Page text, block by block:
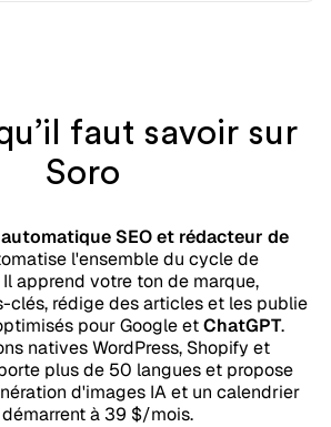
faut savoir sur
Soro
SEO et rédacteur de
l'ensemble du cycle de
apprend votre ton de marque,
clés, rédige des articles et les publie
pour Google etChatGPT.
natives WordPress, Shopify et
plus de 50 langues et propose
d'images IA et un calendrier
à 39 $/mois.